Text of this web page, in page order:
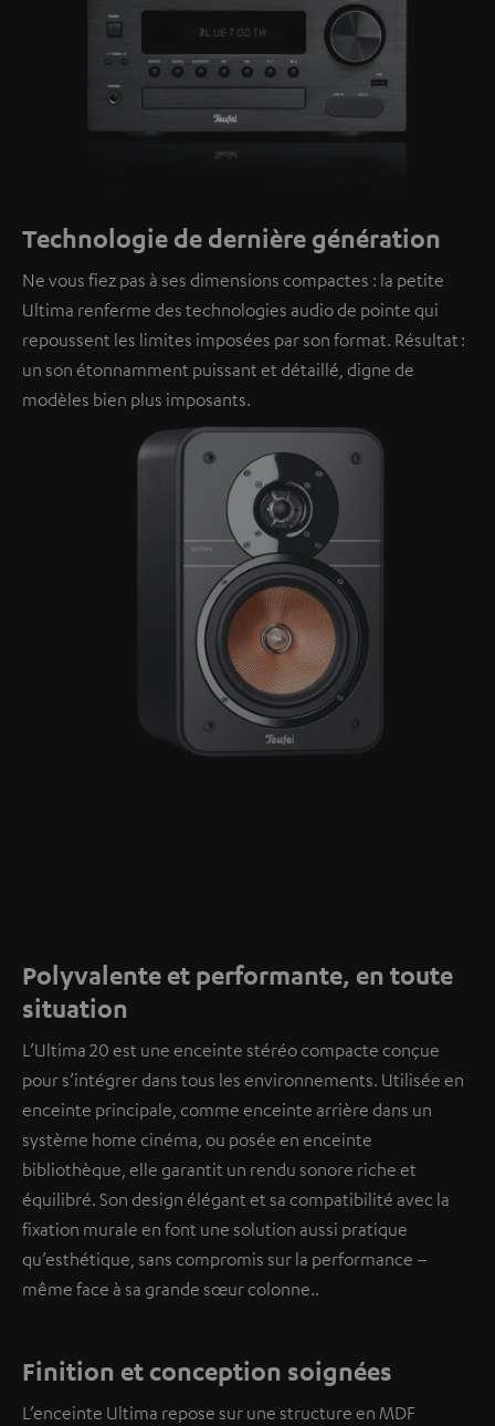
Technologie de dernière génération
Ne vous fiez pas à ses dimensions compactes : la petite
Ultima renferme des technologies audio de pointe qui
repoussent les limites imposées par son format. Résultat :
un son étonnamment puissant et détaillé, digne de
modèles bien plus imposants.
Polyvalente et performante, en toute
situation
L’Ultima 20 est une enceinte stéréo compacte conçue
pour s’intégrer dans tous les environnements. Utilisée en
enceinte principale, comme enceinte arrière dans un
système home cinéma, ou posée en enceinte
bibliothèque, elle garantit un rendu sonore riche et
équilibré. Son design élégant et sa compatibilité avec la
fixation murale en font une solution aussi pratique
qu’esthétique, sans compromis sur la performance –
même face à sa grande sœur colonne..
Finition et conception soignées
L’enceinte Ultima repose sur une structure en MDF